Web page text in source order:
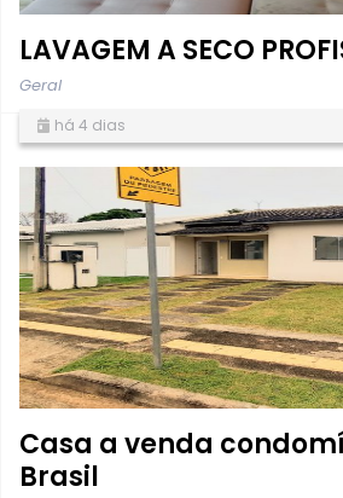
LAVAGEM A SECO
Geral
há 4 dias
Casa a venda
Brasil